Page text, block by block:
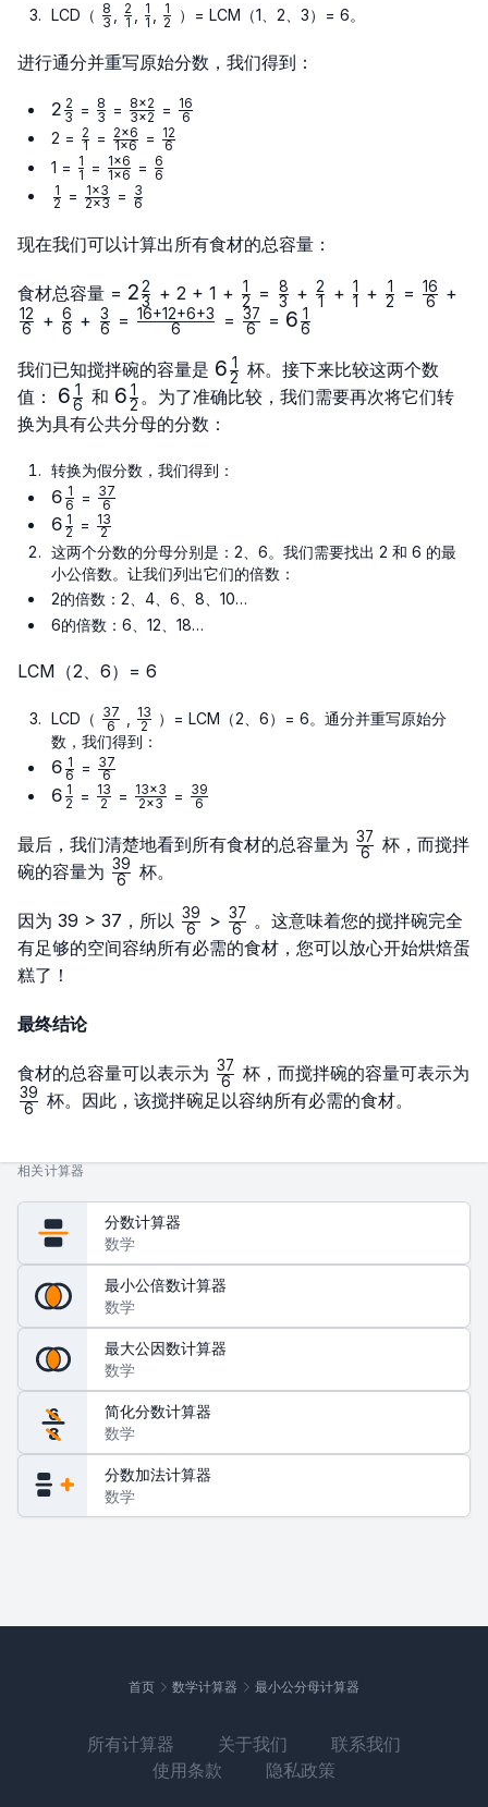
LCD（ \frac{8}
3
8
\frac{2}
1
2
\frac{1}
1
1
\frac{1}
2
1 ）= LCM（1、2、3）= 6。
进行通分并重写原始分数，我们得到：
2
\frac{2}
2 3
2 = \frac{8}
{3}
3
8 = \frac{8
× 2}{3
× 2}
3×2
8×2 = \frac{16}
6
16
2 = \frac{2}
{1}
1
2 = \frac{2
× 6}{1
× 6}
1 ×6
2×6 = \frac{12}
{6}
6
12
1 = \frac{1}
{1}
1
1 = \frac{1
× 6}{1
× 6}
1×6
1 ×6 = \frac{6}
6
6
\frac{1}
2
1 = \frac{1
× 3}
2×3
1×3 = \frac{3}
6
3
现在我们可以计算出所有食材的总容量：
食材总容量 = 2
\frac{2}
2 3
2 + 2 + 1 + \frac{1}
{2}
2
1 = \frac{8}
{3}
3
8 + \frac{2}
1
2 + \frac{1}
1
1 + \frac{1}
2
1 = 6
16 +
6
12 + \frac{6}
6
6 + \frac{3}
6
3 = \frac{16
6 + 3}
{6}
6
16+12+6+3 = \frac{37}
6
37 = 6
{6}
6 6
1
我们已知搅拌碗的容量是 6
\frac{1}
{2}
6 2
1
杯。接下来比较这两个数
值： 6\frac{1}
{6}
6 6
1 和 6\frac{1}
{2}
6 2
1 。为了准确比较，我们需要再次将它们转
换为具有公共分母的分数：
转换为假分数，我们得到：
6
\frac{1}
{6}
6 6
1 = \frac{37}
{6}
6
37
6
\frac{1}
{2}
6 2
1 = \frac{13}
{2}
2
13
这两个分数的分母分别是：2、6。我们需要找出 2 和 6 的最
小公倍数。让我们列出它们的倍数：
2的倍数：2、4、6、8、10…
6的倍数：6、12、18…
LCM（2、6）= 6
LCD（ \frac{37}
{6}
6
37
\frac{13}
{2}
2
13
）= LCM（2、6）= 6。通分并重写原始分
数，我们得到：
6
\frac{1}
{6}
6 6
1 = \frac{37}
{6}
6
37
6
{2}
6 2
1 = \frac{13}
2
13 = \frac{13
× 3}
2×3
13×3 = \frac{39}
6
39
最后，我们清楚地看到所有食材的总容量为 \frac{37}
6
37 杯，而搅拌
碗的容量为 \frac{39}
6
39 杯。
因为 39 > 37，所以 \frac{39}
{6}
6
39 > \frac{37}
{6}
6
37
。这意味着您的搅拌碗完全
有足够的空间容纳所有必需的食材，您可以放心开始烘焙蛋
糕了！
最终结论
食材的总容量可以表示为 \frac{37}
{6}
6
37 杯，而搅拌碗的容量可表示为
\frac{39}
6
39 杯。因此，该搅拌碗足以容纳所有必需的食材。
相关计算器
分数计算器
数学
最小公倍数计算器
数学
最大公因数计算器
数学
6
8
简化分数计算器
数学
分数加法计算器
数学
首页 数学计算器 最小公分母计算器
所有计算器 关于我们
联系我们
使用条款
隐私政策